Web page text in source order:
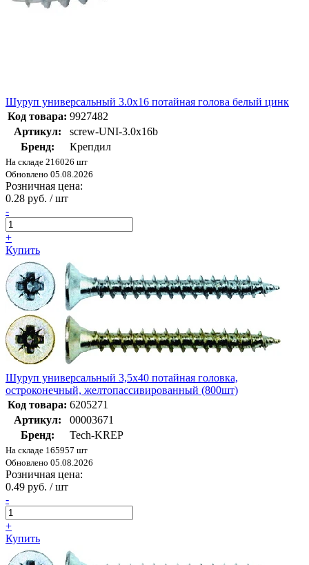
Шуруп универсальный 3.0х16 потайная голова белый цинк
Код товара: 9927482
Артикул:
screw-UNI-3.0х16b
Бренд:
Крепдил
На складе 216026 шт
Обновлено 05.08.2026
Розничная цена:
0.28 руб. / шт
-
+
Купить
Шуруп универсальный 3,5х40 потайная головка,
остроконечный, желтопассивированный (800шт)
Код товара: 6205271
Артикул:
00003671
Бренд:
Tech-KREP
На складе 165957 шт
Обновлено 05.08.2026
Розничная цена:
0.49 руб. / шт
-
+
Купить